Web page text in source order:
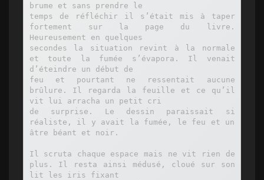
brume et sans prendre le
temps de réfléchir il s’était mis à taper
fortement sur la page du livre.
Heureusement en quelques
secondes la situation revint à la normale
et toute la fumée s’évapora. Il venait
d’éteindre un début de
feu et pourtant ne ressentait aucune
brûlure. Il regarda la feuille et ce qu’il
vit lui arracha un petit cri
de surprise. Le dessin paraissait si
réaliste, il y avait la fumée, le feu et un
âtre béant et noir.
Il scruta chaque espace mais ne vit rien de
plus. Il resta ainsi médusé, cloué sur son
lit les iris fixant